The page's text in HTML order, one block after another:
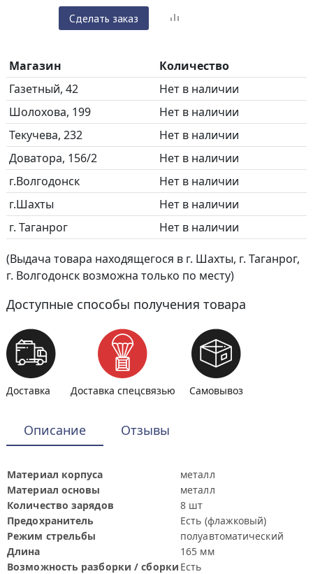
Сделать заказ
Магазин
Количество
Газетный, 42
Нет в наличии
Шолохова, 199
Нет в наличии
Текучева, 232
Нет в наличии
Доватора, 156/2
Нет в наличии
г.Волгодонск
Нет в наличии
г.Шахты
Нет в наличии
г. Таганрог
Нет в наличии
(Выдача товара находящегося в г. Шахты, г. Таганрог,
г. Волгодонск возможна только по месту)
Доступные способы получения товара
Доставка Доставка спецсвязью Самовывоз
Описание Отзывы
Материал корпуса
металл
Материал основы
металл
Количество зарядов
8 шт
Предохранитель
Есть (флажковый)
Режим стрельбы
полуавтоматический
Длина
165 мм
Возможность разборки / сборки Есть